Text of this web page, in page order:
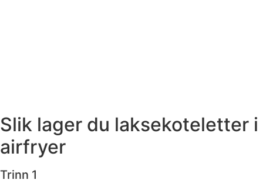
Slik lager du laksekoteletter i
airfryer
Trinn 1